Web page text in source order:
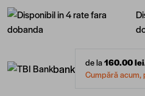
bank de la160.00
Cumpără acum,